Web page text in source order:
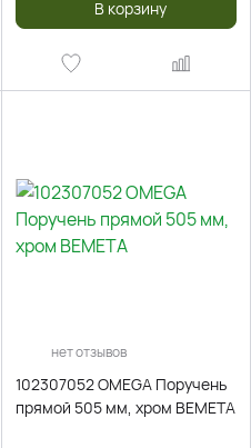
В корзину
нет отзывов
102307052 OMEGA Поручень
прямой 505 мм, хром BEMETA